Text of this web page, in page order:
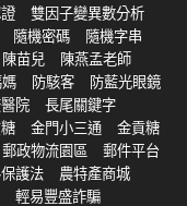
雙因子變異數分析
隨機密碼
隨機字串
陳苗兒
陳燕孟老師
防駭客
防藍光眼鏡
院
長尾關鍵字
金門小三通
金貢糖
郵政物流園區
郵件平台
護法
農特產商城
輕易豐盛詐騙